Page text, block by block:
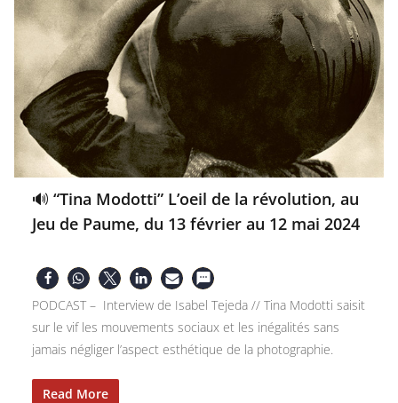
🔊 “Tina Modotti” L’oeil de la révolution, au
Jeu de Paume, du 13 février au 12 mai 2024
PODCAST – Interview de Isabel Tejeda // Tina Modotti saisit
sur le vif les mouvements sociaux et les inégalités sans
jamais négliger l’aspect esthétique de la photographie.
Read More